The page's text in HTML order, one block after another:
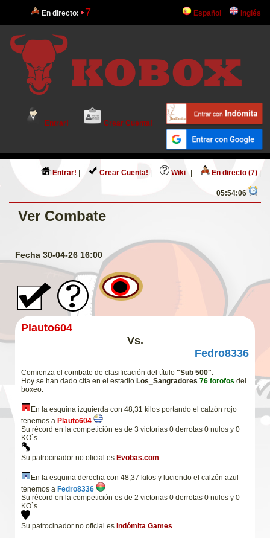
En directo: 7 Español Inglés
Entrar! Crear Cuenta!
Entrar! Crear Cuenta! Wiki En directo (7)
05:54:07
Ver Combate
Fecha 30-04-26 16:00
Plauto604
Vs.
Fedro8336
Comienza el combate de clasificación del título "Sub 500".
Hoy se han dado cita en el estadio Los_Sangradores 76 forofos del
boxeo.
En la esquina izquierda con 48,31 kilos portando el calzón rojo
tenemos a Plauto604
Su récord en la competición es de 3 victorias 0 derrotas 0 nulos y 0
KO`s.
Su patrocinador no oficial es Evobas.com.
En la esquina derecha con 48,37 kilos y luciendo el calzón azul
tenemos a Fedro8336
Su récord en la competición es de 2 victorias 0 derrotas 0 nulos y 0
KO`s.
Su patrocinador no oficial es Indómita Games.